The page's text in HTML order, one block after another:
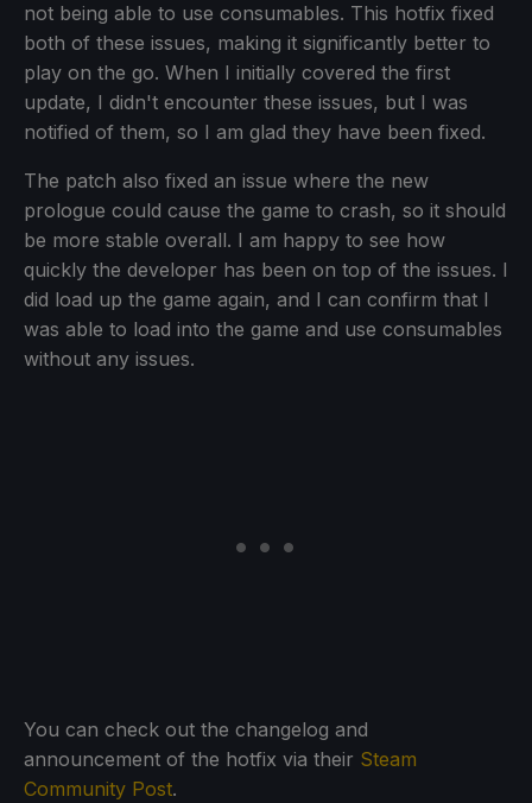
not being able to use consumables. This hotfix fixed
both of these issues, making it significantly better to
play on the go. When I initially covered the first
update, I didn't encounter these issues, but I was
notified of them, so I am glad they have been fixed.
The patch also fixed an issue where the new
prologue could cause the game to crash, so it should
be more stable overall. I am happy to see how
quickly the developer has been on top of the issues. I
did load up the game again, and I can confirm that I
was able to load into the game and use consumables
without any issues.
You can check out the changelog and
announcement of the hotfix via their Steam
Community Post.